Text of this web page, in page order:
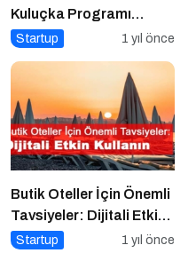
Kuluçka Programı
Başvuruları Devam
Startup 1 yıl önce
Butik Oteller İçin Önemli
Tavsiyeler: Dijitali Etkin
Kullanın
Startup 1 yıl önce